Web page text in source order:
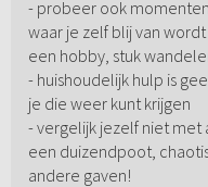
- probeer ook
waar je zelf blij van
een hobby, stuk
- huishoudelijk hulp is
je die weer kunt krijgen
- vergelijk jezelf niet
een duizendpoot,
andere gaven!